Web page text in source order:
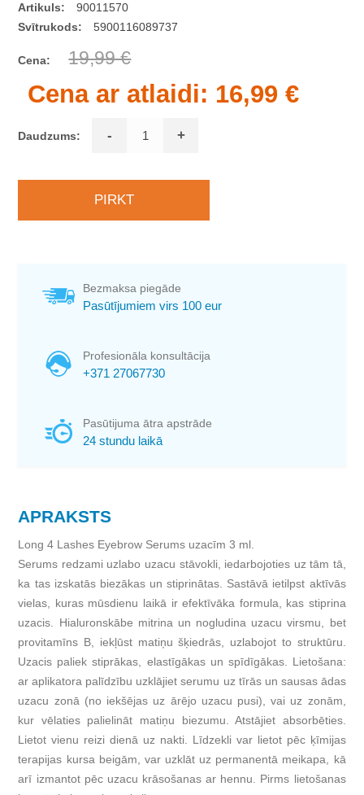
Artikuls:
90011570
Svītrukods:
5900116089737
Cena: 19,99 €
Cena ar atlaidi: 16,99 €
Daudzums: - +
Bezmaksa piegāde
Pasūtījumiem virs 100 eur
Profesionāla konsultācija
+371 27067730
Pasūtijuma ātra apstrāde
24 stundu laikā
APRAKSTS
Long 4 Lashes Eyebrow Serums uzacīm 3 ml.
Serums redzami uzlabo uzacu stāvokli, iedarbojoties uz tām tā,
ka tas izskatās biezākas un stiprinātas. Sastāvā ietilpst aktīvās
vielas, kuras mūsdienu laikā ir efektīvāka formula, kas stiprina
uzacis. Hialuronskābe mitrina un nogludina uzacu virsmu, bet
provitamīns B, iekļūst matiņu šķiedrās, uzlabojot to struktūru.
Uzacis paliek stiprākas, elastīgākas un spīdīgākas. Lietošana:
ar aplikatora palīdzību uzklājiet serumu uz tīrās un sausas ādas
uzacu zonā (no iekšējas uz ārējo uzacu pusi), vai uz zonām,
kur vēlaties palielināt matiņu biezumu. Atstājiet absorbēties.
Lietot vienu reizi dienā uz nakti. Līdzekli var lietot pēc ķīmijas
terapijas kursa beigām, var uzklāt uz permanentā meikapa, kā
arī izmantot pēc uzacu krāsošanas ar hennu. Pirms lietošanas